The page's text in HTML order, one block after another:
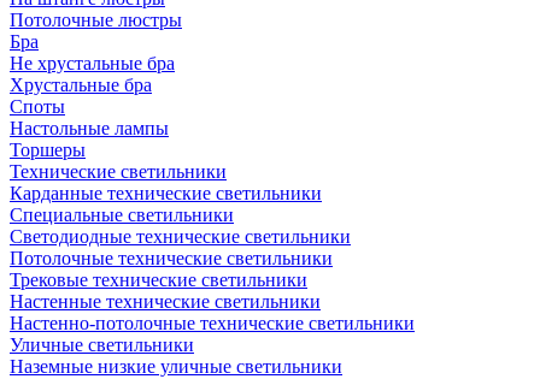
Потолочные люстры
Бра
Не хрустальные бра
Хрустальные бра
Споты
Настольные лампы
Торшеры
Технические светильники
Карданные технические светильники
Специальные светильники
Светодиодные технические светильники
Потолочные технические светильники
Трековые технические светильники
Настенные технические светильники
Настенно-потолочные технические светильники
Уличные светильники
Наземные низкие уличные светильники